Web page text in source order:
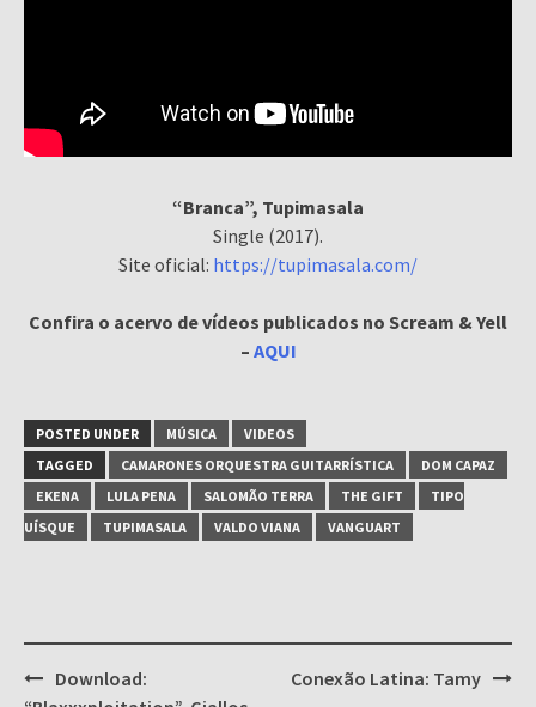
“Branca”, Tupimasala
Single (2017).
Site oficial: https://tupimasala.com/
Confira o acervo de vídeos publicados no Scream & Yell
– AQUI
POSTED UNDER MÚSICA
VIDEOS
TAGGED
CAMARONES ORQUESTRA GUITARRÍSTICA
DOM CAPAZ
EKENA
LULA PENA SALOMÃO TERRA THE GIFT
TIPO
UÍSQUE
TUPIMASALA VALDO VIANA VANGUART
PostDownload:
Conexão Latina: Tamy